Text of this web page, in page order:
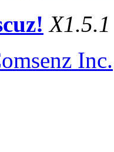
X1.5.1
Inc.